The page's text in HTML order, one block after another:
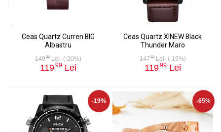
Ceas Quartz Curren BIG
Albastru
14999Lei (-20%)
11999Lei
Ceas Quartz XINEW Black
Thunder Maro
14799Lei (-19%)
11999Lei
-19% -65%